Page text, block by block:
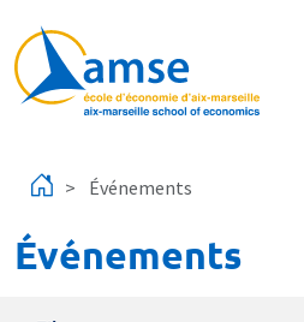
Événements
Événements